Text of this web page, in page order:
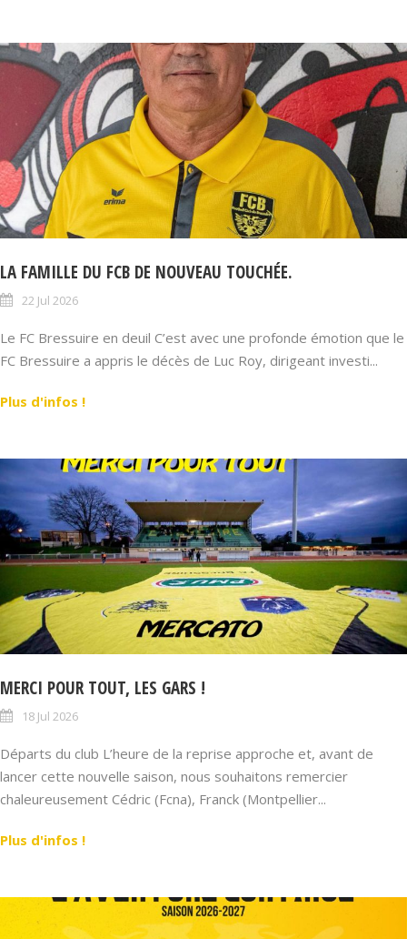
LA FAMILLE DU FCB DE NOUVEAU TOUCHÉE.
22 Jul 2026
Le FC Bressuire en deuil C’est avec une profonde émotion que le
FC Bressuire a appris le décès de Luc Roy, dirigeant investi...
Plus d'infos !
MERCI POUR TOUT, LES GARS !
18 Jul 2026
Départs du club L’heure de la reprise approche et, avant de
lancer cette nouvelle saison, nous souhaitons remercier
chaleureusement Cédric (Fcna), Franck (Montpellier...
Plus d'infos !